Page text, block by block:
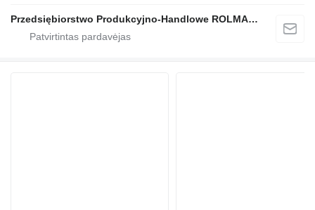
Przedsiębiorstwo Produkcyjno-Handlowe ROLMAPOL Marcin Dziekan